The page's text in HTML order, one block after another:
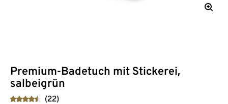
Premium-Badetuch mit Stickerei,
salbeigrün
(22)